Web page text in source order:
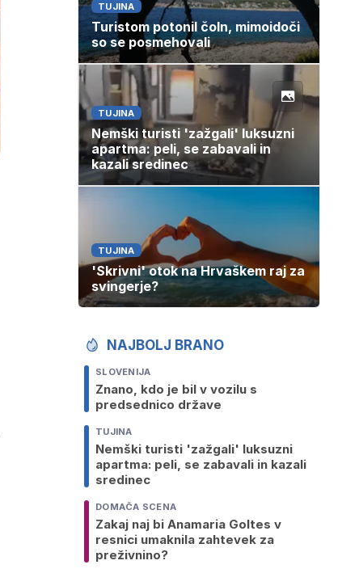
TUJINA
Turistom potonil čoln, mimoidoči
so se posmehovali
TUJINA
Nemški turisti 'zažgali' luksuzni
apartma: peli, se zabavali in
kazali sredinec
TUJINA
'Skrivni' otok na Hrvaškem raj za
svingerje?
NAJBOLJ BRANO
SLOVENIJA
Znano, kdo je bil v vozilu s
predsednico države
TUJINA
Nemški turisti 'zažgali' luksuzni
apartma: peli, se zabavali in kazali
sredinec
DOMAČA SCENA
Zakaj naj bi Anamaria Goltes v
resnici umaknila zahtevek za
preživnino?